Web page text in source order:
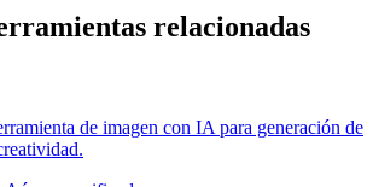
relacionadas
de imagen con IA para generación de